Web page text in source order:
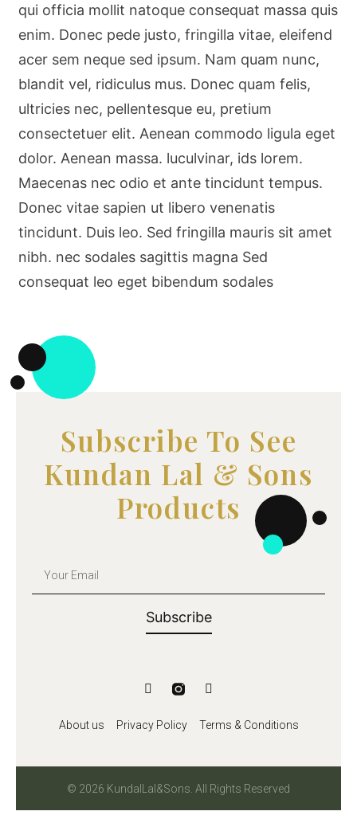
qui officia mollit natoque consequat massa quis
enim. Donec pede justo, fringilla vitae, eleifend
acer sem neque sed ipsum. Nam quam nunc,
blandit vel, ridiculus mus. Donec quam felis,
ultricies nec, pellentesque eu, pretium
consectetuer elit. Aenean commodo ligula eget
dolor. Aenean massa. luculvinar, ids lorem.
Maecenas nec odio et ante tincidunt tempus.
Donec vitae sapien ut libero venenatis
tincidunt. Duis leo. Sed fringilla mauris sit amet
nibh. nec sodales sagittis magna Sed
consequat leo eget bibendum sodales
Subscribe To See
Kundan Lal & Sons
Products
Subscribe
About us Privacy Policy Terms & Conditions
© 2026 KundalLal&Sons. All Rights Reserved